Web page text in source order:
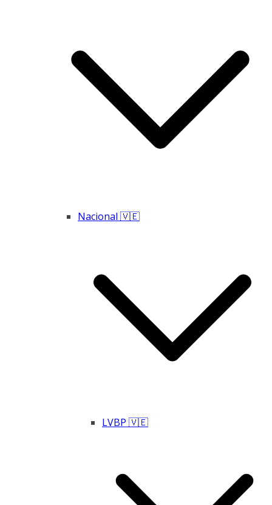
Nacional 🇻🇪
LVBP 🇻🇪